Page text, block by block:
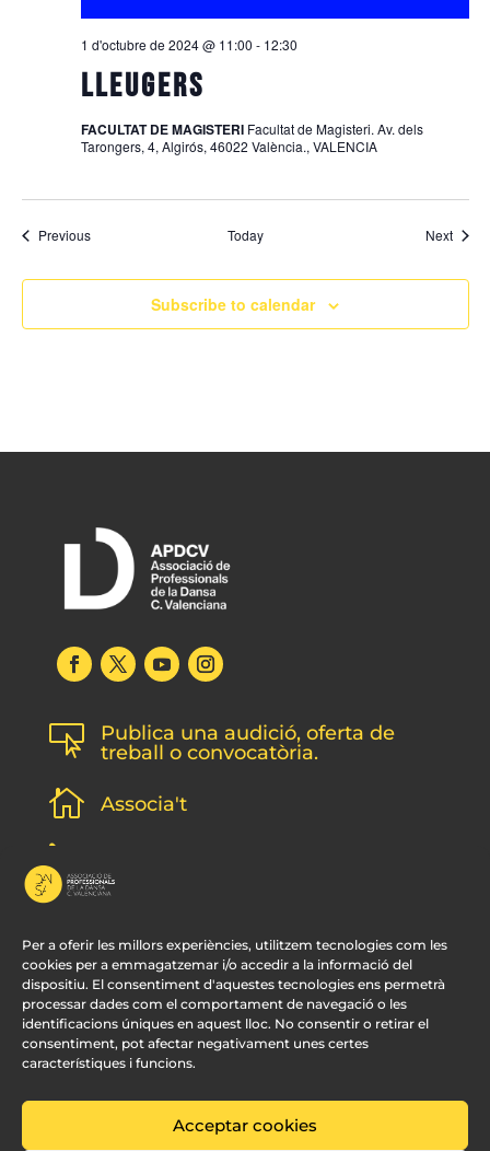
Per a oferir les millors experiències, utilitzem tecnologies com les
cookies per a emmagatzemar i/o accedir a la informació del
dispositiu. El consentiment d'aquestes tecnologies ens permetrà
processar dades com el comportament de navegació o les
identificacions úniques en aquest lloc. No consentir o retirar el
consentiment, pot afectar negativament unes certes
característiques i funcions.
Acceptar cookies
1 d'octubre de 2024 @ 11:00 - 12:30
LLEUGERS
FACULTAT DE MAGISTERI Facultat de Magisteri. Av. dels
Tarongers, 4, Algirós, 46022 València., VALENCIA
PreviousEvents Today Next
Subscribe to calendar

Publica una audició, oferta de
treball o convocatòria.
 Associa't
l
Disseny Web Valencia:Innobing